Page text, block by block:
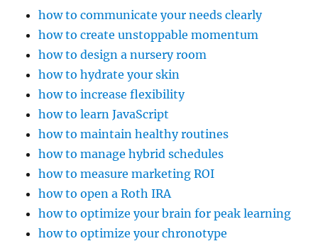
how to communicate your needs clearly
how to create unstoppable momentum
how to design a nursery room
how to hydrate your skin
how to increase flexibility
how to learn JavaScript
how to maintain healthy routines
how to manage hybrid schedules
how to measure marketing ROI
how to open a Roth IRA
how to optimize your brain for peak learning
how to optimize your chronotype